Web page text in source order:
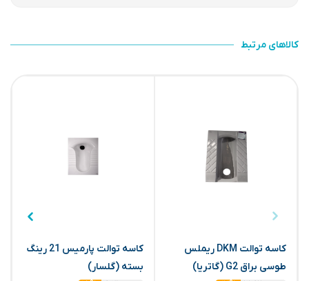
کالاهای مرتبط
کاسه توالت DKM ریملس
طوسی براق G2 (گاتریا)
کاسه توالت پارمیس 21 رینگ
بسته (گلسار)